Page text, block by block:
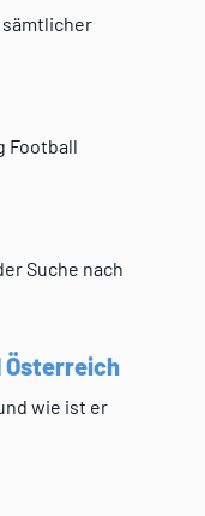
sämtlicher
Football
Suche nach
Österreich
wie ist er